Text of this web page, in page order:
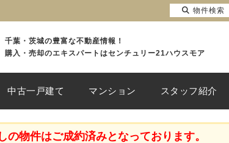
千葉・茨城の豊富な不動産情報！
購入・売却のエキスパートはセンチュリー21ハウスモア
中古一戸建て マンション スタッフ紹介
の物件はご成約済みとなっております。
物件検索